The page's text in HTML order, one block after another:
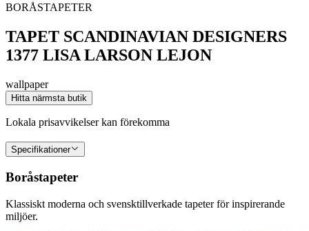
BORÅSTAPETER
TAPET SCANDINAVIAN DESIGNERS
1377 LISA LARSON LEJON
wallpaper
Hitta närmsta butik
Lokala prisavvikelser kan förekomma
Specifikationer
Boråstapeter
Klassiskt moderna och svensktillverkade tapeter för inspirerande
miljöer.